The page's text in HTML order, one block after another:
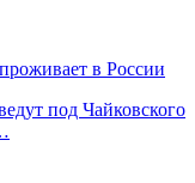
в России
под Чайковского